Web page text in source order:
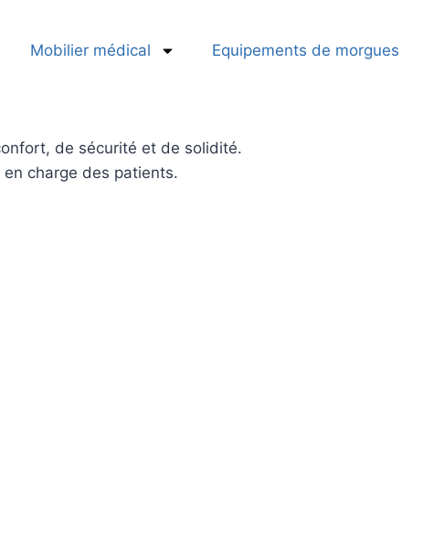
Mobilier médical Equipements de morgues
de sécurité et de solidité.
charge des patients.